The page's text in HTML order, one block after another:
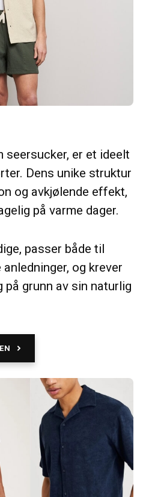
seersucker, er et ideelt
Dens unike struktur
og avkjølende effekt,
på varme dager.
passer både til
og krever
grunn av sin naturlig